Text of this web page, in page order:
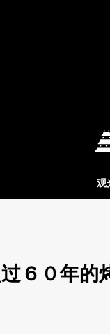
观
６０年的